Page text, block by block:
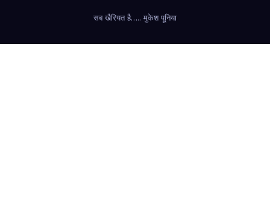
सब खैरियत है….. मुकेश पूनिया